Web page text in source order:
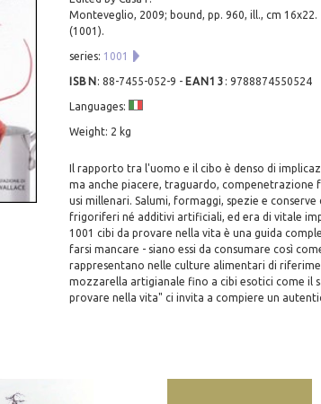
Monteveglio, 2009; bound, pp. 960, ill., cm 16x22.
(1001).
series: 1001
ISBN : 88-7455-052-9 - EAN13 : 9788874550524
Languages:
Weight: 2 kg
Il rapporto tra l'uomo e il cibo è denso di
ma anche piacere, traguardo,
usi millenari. Salumi, formaggi, spezie e
frigoriferi né additivi artificiali, ed era di vitale
1001 cibi da provare nella vita è una guida
farsi mancare - siano essi da consumare così
rappresentano nelle culture alimentari di
mozzarella artigianale fino a cibi esotici come il
provare nella vita" ci invita a compiere un